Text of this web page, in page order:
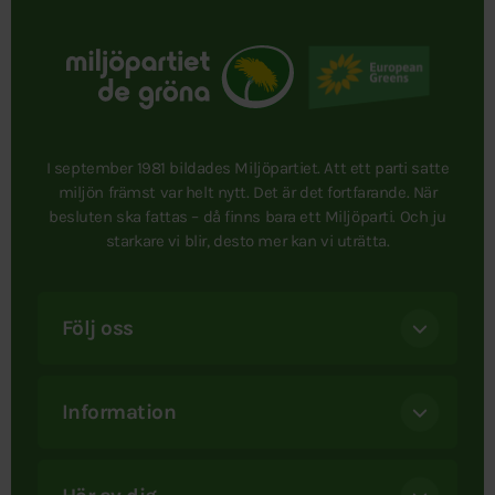
I september 1981 bildades Miljöpartiet. Att ett parti satte
miljön främst var helt nytt. Det är det fortfarande. När
besluten ska fattas – då finns bara ett Miljöparti. Och ju
starkare vi blir, desto mer kan vi uträtta.
Följ oss
Information